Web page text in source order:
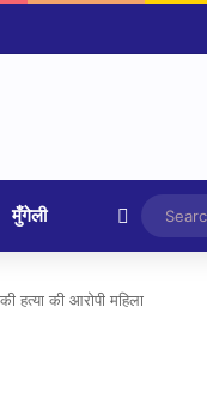
मुँगेली
हत्या की आरोपी महिला